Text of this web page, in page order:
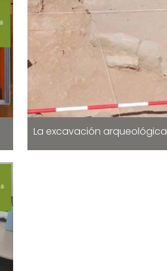
La excavación arqueológica